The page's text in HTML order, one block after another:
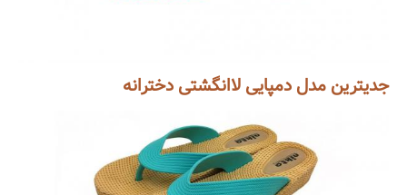
جدیترین مدل دمپایی لاانگشتی دخترانه